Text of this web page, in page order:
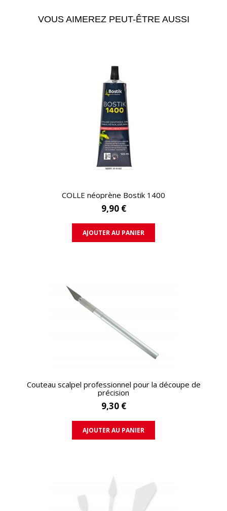
VOUS AIMEREZ PEUT-ÊTRE AUSSI
APERÇU RAPIDE
COLLE néoprène Bostik 1400
9,90 €
AJOUTER AU PANIER
APERÇU RAPIDE
Couteau scalpel professionnel pour la découpe de
précision
9,30 €
AJOUTER AU PANIER